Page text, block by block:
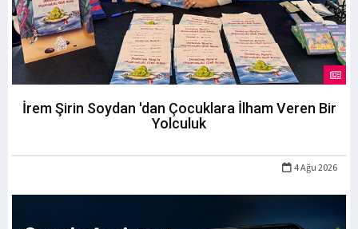
İrem Şirin Soydan 'dan Çocuklara İlham Veren Bir
Yolculuk
4 Ağu 2026